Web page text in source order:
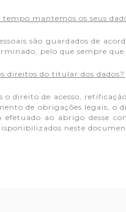
mantemos os seus
são guardados de
pelo que sempre
direitos do titular dos dados?
o direito de acesso,
de obrigações legais, o
ao abrigo desse
neste